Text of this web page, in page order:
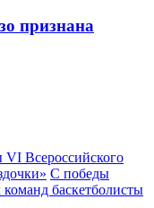
признана
Всероссийского
С победы
баскетболисты